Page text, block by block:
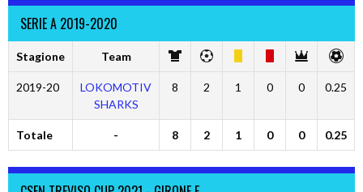
SERIE A 2019-2020
Stagione Team
2019-20
LOKOMOTIV
SHARKS
8 2 1 0 0 0.25
Totale - 8 2 1 0 0 0.25